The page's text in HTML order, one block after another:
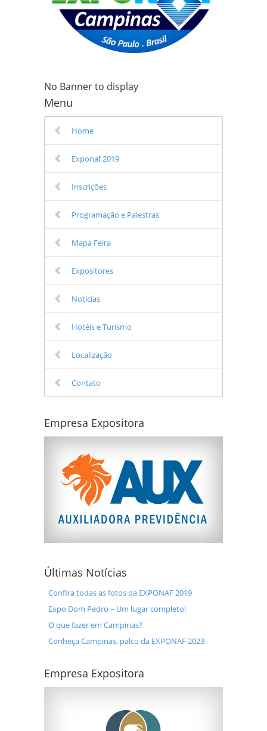
No Banner to display
Menu
Home
Exponaf 2019
Inscrições
Programação e Palestras
Mapa Feira
Expositores
Notícias
Hotéis e Turismo
Localização
Contato
Empresa Expositora
Últimas Notícias
Confira todas as fotos da EXPONAF 2019
Expo Dom Pedro – Um lugar completo!
O que fazer em Campinas?
Conheça Campinas, palco da EXPONAF 2023
Empresa Expositora